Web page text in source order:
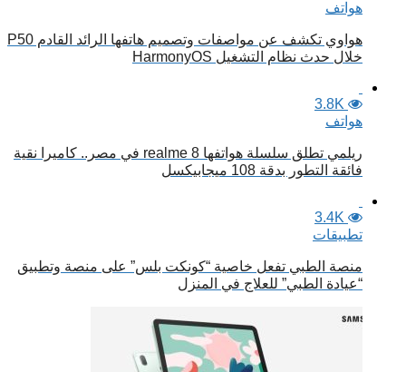
هواتف
هواوي تكشف عن مواصفات وتصميم هاتفها الرائد القادم P50
خلال حدث نظام التشغيل HarmonyOS
3.8K
هواتف
ريلمي تطلق سلسلة هواتفها realme 8 في مصر.. كاميرا نقية
فائقة التطور بدقة 108 ميجابيكسل
3.4K
تطبيقات
منصة الطبي تفعل خاصية “كونكت بلس” على منصة وتطبيق
“عيادة الطبي” للعلاج في المنزل